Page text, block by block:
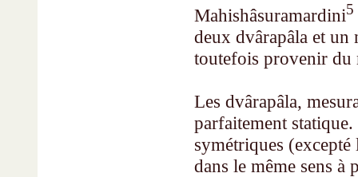
Mahishâsuramardini5
deux dvârapâla et un
toutefois provenir du
Les dvârapâla,
parfaitement
symétriques
dans le même sens